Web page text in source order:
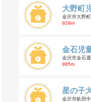
大野町
金沢市大野
929m
金石児
金沢市金石
985m
星の子
金沢市畝田